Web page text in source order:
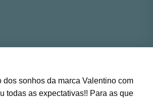
dos sonhos da marca Valentino com
todas as expectativas!! Para as que